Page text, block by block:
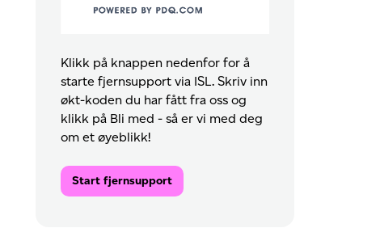
Klikk på knappen nedenfor for å
starte fjernsupport via ISL. Skriv inn
økt-koden du har fått fra oss og
klikk på Bli med - så er vi med deg
om et øyeblikk!
Start fjernsupport